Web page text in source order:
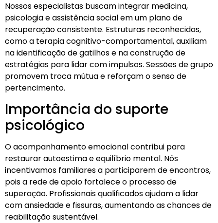
Nossos especialistas buscam integrar medicina,
psicologia e assistência social em um plano de
recuperação consistente. Estruturas reconhecidas,
como a terapia cognitivo-comportamental, auxiliam
na identificação de gatilhos e na construção de
estratégias para lidar com impulsos. Sessões de grupo
promovem troca mútua e reforçam o senso de
pertencimento.
Importância do suporte
psicológico
O acompanhamento emocional contribui para
restaurar autoestima e equilíbrio mental. Nós
incentivamos familiares a participarem de encontros,
pois a rede de apoio fortalece o processo de
superação. Profissionais qualificados ajudam a lidar
com ansiedade e fissuras, aumentando as chances de
reabilitação sustentável.